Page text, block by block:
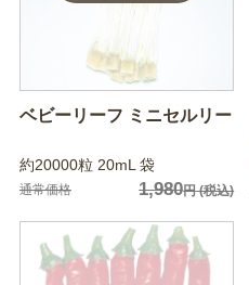
ベビーリーフ ミニセルリー
約20000粒 20mL 袋
通常価格 1,980円(税込)